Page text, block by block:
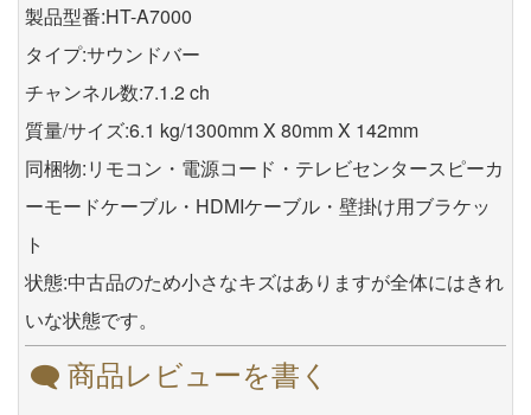
製品型番:HT-A7000
タイプ:サウンドバー
チャンネル数:7.1.2 ch
質量/サイズ:6.1 kg/1300mm X 80mm X 142mm
同梱物:リモコン・電源コード・テレビセンタースピーカ
ーモードケーブル・HDMIケーブル・壁掛け用ブラケッ
ト
状態:中古品のため小さなキズはありますが全体にはきれ
いな状態です。
商品レビューを書く